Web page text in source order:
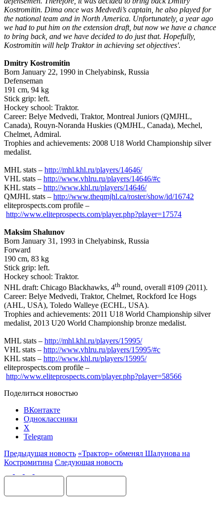
Kostromitin. Dima once was Medvedi’s captain, he also played for
the national team and in North America. Unfortunately, a year ago
we had to put him on the extension draft, but now we have a chance
to bring back, and we have decided to do just that. Hopefully,
Kostromitin will help Traktor in achieving set objectives'.
Dmitry Kostromitin
Born January 22, 1990 in Chelyabinsk, Russia
Defenseman
191 cm, 94 kg
Stick grip: left.
Hockey school: Traktor.
Career: Belye Medvedi, Traktor, Montreal Juniors (QMJHL,
Canada), Rouyn-Noranda Huskies (QMJHL, Canada), Mechel,
Chelmet, Admiral.
Trophies and achievements: 2008 U18 World Championship silver
medalist.
MHL stats – http://mhl.khl.ru/players/14646/
VHL stats – http://www.vhlru.ru/players/14646/#c
KHL stats – http://www.khl.ru/players/14646/
QMJHL stats – http://www.theqmjhl.ca/roster/show/id/16742
eliteprospects.com profile –
http://www.eliteprospects.com/player.php?player=17574
Maksim Shalunov
Born January 31, 1993 in Chelyabinsk, Russia
Forward
190 cm, 83 kg
Stick grip: left.
Hockey school: Traktor.
NHL draft: Chicago Blackhawks, 4th round, overall #109 (2011).
Career: Belye Medvedi, Traktor, Chelmet, Rockford Ice Hogs
(AHL, USA), Toledo Walleye (ECHL, USA).
Trophies and achievements: 2011 U18 World Championship silver
medalist, 2013 U20 World Championship bronze medalist.
MHL stats – http://mhl.khl.ru/players/15995/
VHL stats – http://www.vhlru.ru/players/15995/#c
KHL stats – http://www.khl.ru/players/15995/
eliteprospects.com profile –
http://www.eliteprospects.com/player.php?player=58566
Поделиться новостью
ВКонтакте
Одноклассники
X
Telegram
Предыдущая новость «Трактор» обменял Шалунова на
Костромитина Следующая новость